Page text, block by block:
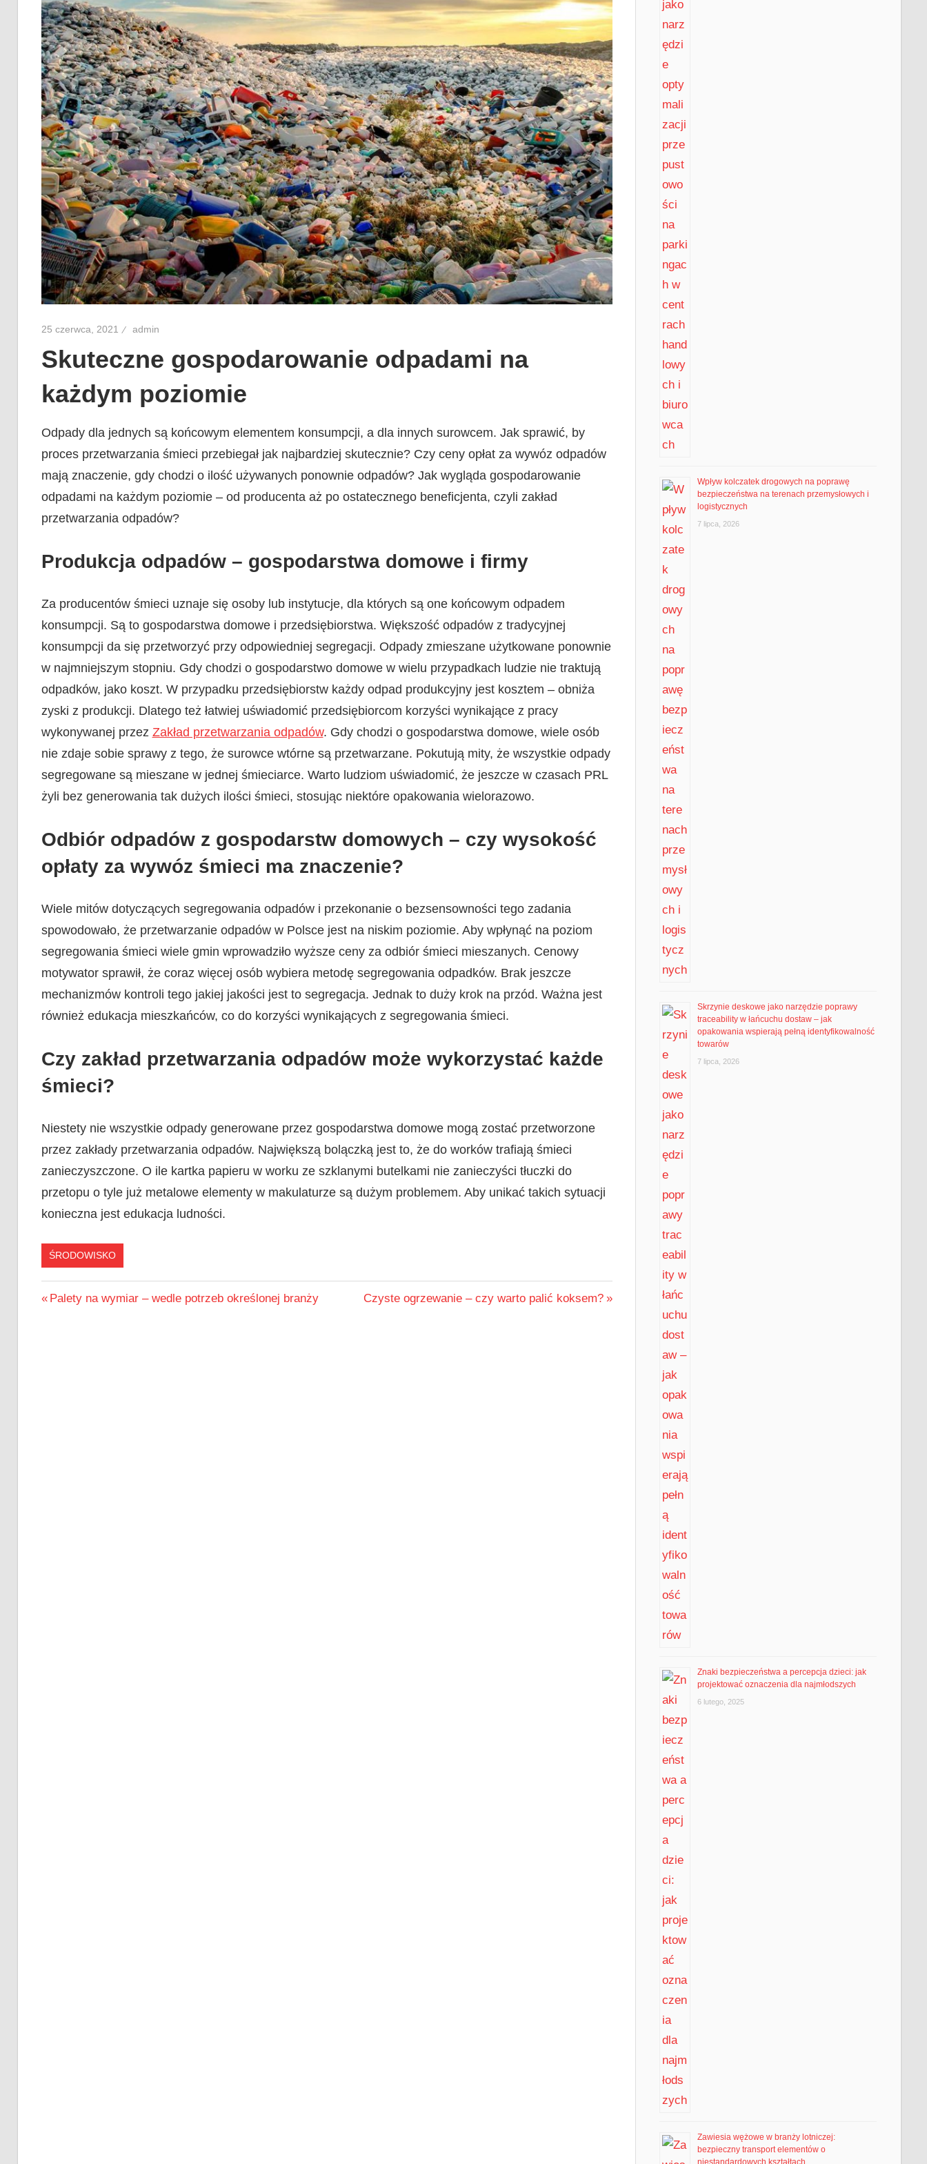
25 czerwca, 2021 admin
Skuteczne gospodarowanie odpadami na
każdym poziomie
Odpady dla jednych są końcowym elementem konsumpcji, a dla innych surowcem. Jak sprawić, by
proces przetwarzania śmieci przebiegał jak najbardziej skutecznie? Czy ceny opłat za wywóz odpadów
mają znaczenie, gdy chodzi o ilość używanych ponownie odpadów? Jak wygląda gospodarowanie
odpadami na każdym poziomie – od producenta aż po ostatecznego beneficjenta, czyli zakład
przetwarzania odpadów?
Produkcja odpadów – gospodarstwa domowe i firmy
Za producentów śmieci uznaje się osoby lub instytucje, dla których są one końcowym odpadem
konsumpcji. Są to gospodarstwa domowe i przedsiębiorstwa. Większość odpadów z tradycyjnej
konsumpcji da się przetworzyć przy odpowiedniej segregacji. Odpady zmieszane użytkowane ponownie
w najmniejszym stopniu. Gdy chodzi o gospodarstwo domowe w wielu przypadkach ludzie nie traktują
odpadków, jako koszt. W przypadku przedsiębiorstw każdy odpad produkcyjny jest kosztem – obniża
zyski z produkcji. Dlatego też łatwiej uświadomić przedsiębiorcom korzyści wynikające z pracy
wykonywanej przez Zakład przetwarzania odpadów. Gdy chodzi o gospodarstwa domowe, wiele osób
nie zdaje sobie sprawy z tego, że surowce wtórne są przetwarzane. Pokutują mity, że wszystkie odpady
segregowane są mieszane w jednej śmieciarce. Warto ludziom uświadomić, że jeszcze w czasach PRL
żyli bez generowania tak dużych ilości śmieci, stosując niektóre opakowania wielorazowo.
Odbiór odpadów z gospodarstw domowych – czy wysokość
opłaty za wywóz śmieci ma znaczenie?
Wiele mitów dotyczących segregowania odpadów i przekonanie o bezsensowności tego zadania
spowodowało, że przetwarzanie odpadów w Polsce jest na niskim poziomie. Aby wpłynąć na poziom
segregowania śmieci wiele gmin wprowadziło wyższe ceny za odbiór śmieci mieszanych. Cenowy
motywator sprawił, że coraz więcej osób wybiera metodę segregowania odpadków. Brak jeszcze
mechanizmów kontroli tego jakiej jakości jest to segregacja. Jednak to duży krok na przód. Ważna jest
również edukacja mieszkańców, co do korzyści wynikających z segregowania śmieci.
Czy zakład przetwarzania odpadów może wykorzystać każde
śmieci?
Niestety nie wszystkie odpady generowane przez gospodarstwa domowe mogą zostać przetworzone
przez zakłady przetwarzania odpadów. Największą bolączką jest to, że do worków trafiają śmieci
zanieczyszczone. O ile kartka papieru w worku ze szklanymi butelkami nie zanieczyści tłuczki do
przetopu o tyle już metalowe elementy w makulaturze są dużym problemem. Aby unikać takich sytuacji
konieczna jest edukacja ludności.
ŚRODOWISKO
Nawigacja
Previous
Palety na wymiar – wedle potrzeb określonej branży
Next
Czyste ogrzewanie – czy warto palić koksem?
Wpływ kolczatek drogowych na poprawę
bezpieczeństwa na terenach przemysłowych i
logistycznych
7 lipca, 2026
Skrzynie deskowe jako narzędzie poprawy
traceability w łańcuchu dostaw – jak
opakowania wspierają pełną identyfikowalność
towarów
7 lipca, 2026
Znaki bezpieczeństwa a percepcja dzieci: jak
projektować oznaczenia dla najmłodszych
6 lutego, 2025
Zawiesia wężowe w branży lotniczej:
bezpieczny transport elementów o
niestandardowych kształtach